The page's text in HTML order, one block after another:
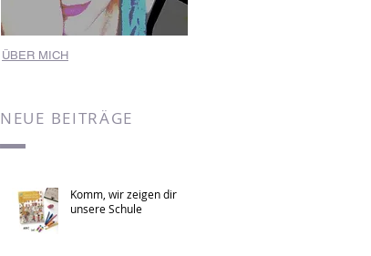
ÜBER MICH
NEUE BEITRÄGE
Komm, wir zeigen dir
unsere Schule